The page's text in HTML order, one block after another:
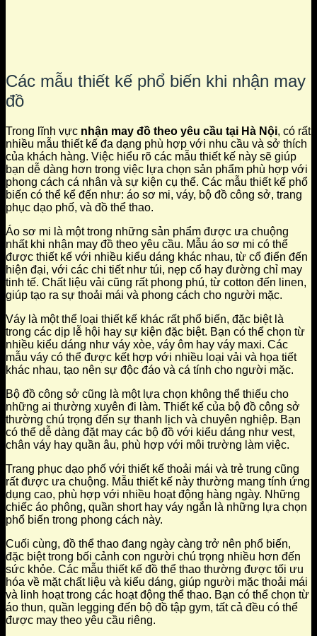
Các mẫu thiết kế phổ biến khi nhận may
đồ
Trong lĩnh vực nhận may đồ theo yêu cầu tại Hà Nội, có rất
nhiều mẫu thiết kế đa dạng phù hợp với nhu cầu và sở thích
của khách hàng. Việc hiểu rõ các mẫu thiết kế này sẽ giúp
bạn dễ dàng hơn trong việc lựa chọn sản phẩm phù hợp với
phong cách cá nhân và sự kiện cụ thể. Các mẫu thiết kế phổ
biến có thể kể đến như: áo sơ mi, váy, bộ đồ công sở, trang
phục dạo phố, và đồ thể thao.
Áo sơ mi là một trong những sản phẩm được ưa chuộng
nhất khi nhận may đồ theo yêu cầu. Mẫu áo sơ mi có thể
được thiết kế với nhiều kiểu dáng khác nhau, từ cổ điển đến
hiện đại, với các chi tiết như túi, nẹp cổ hay đường chỉ may
tinh tế. Chất liệu vải cũng rất phong phú, từ cotton đến linen,
giúp tạo ra sự thoải mái và phong cách cho người mặc.
Váy là một thể loại thiết kế khác rất phổ biến, đặc biệt là
trong các dịp lễ hội hay sự kiện đặc biệt. Bạn có thể chọn từ
nhiều kiểu dáng như váy xòe, váy ôm hay váy maxi. Các
mẫu váy có thể được kết hợp với nhiều loại vải và họa tiết
khác nhau, tạo nên sự độc đáo và cá tính cho người mặc.
Bộ đồ công sở cũng là một lựa chọn không thể thiếu cho
những ai thường xuyên đi làm. Thiết kế của bộ đồ công sở
thường chú trọng đến sự thanh lịch và chuyên nghiệp. Bạn
có thể dễ dàng đặt may các bộ đồ với kiểu dáng như vest,
chân váy hay quần âu, phù hợp với môi trường làm việc.
Trang phục dạo phố với thiết kế thoải mái và trẻ trung cũng
rất được ưa chuộng. Mẫu thiết kế này thường mang tính ứng
dụng cao, phù hợp với nhiều hoạt động hàng ngày. Những
chiếc áo phông, quần short hay váy ngắn là những lựa chọn
phổ biến trong phong cách này.
Cuối cùng, đồ thể thao đang ngày càng trở nên phổ biến,
đặc biệt trong bối cảnh con người chú trọng nhiều hơn đến
sức khỏe. Các mẫu thiết kế đồ thể thao thường được tối ưu
hóa về mặt chất liệu và kiểu dáng, giúp người mặc thoải mái
và linh hoạt trong các hoạt động thể thao. Bạn có thể chọn từ
áo thun, quần legging đến bộ đồ tập gym, tất cả đều có thể
được may theo yêu cầu riêng.